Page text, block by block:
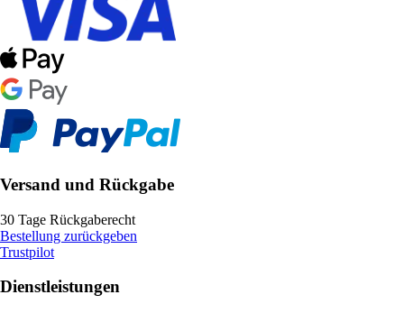
Versand und Rückgabe
30 Tage Rückgaberecht
Bestellung zurückgeben
Trustpilot
Dienstleistungen